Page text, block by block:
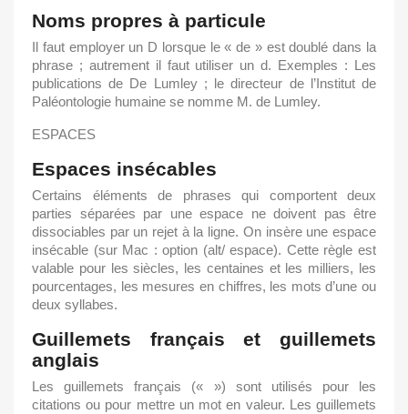
Noms propres à particule
Il faut employer un D lorsque le « de » est doublé dans la
phrase ; autrement il faut utiliser un d. Exemples : Les
publications de De Lumley ; le directeur de l’Institut de
Paléontologie humaine se nomme M. de Lumley.
ESPACES
Espaces insécables
Certains éléments de phrases qui comportent deux
parties séparées par une espace ne doivent pas être
dissociables par un rejet à la ligne. On insère une espace
insécable (sur Mac : option (alt/ espace). Cette règle est
valable pour les siècles, les centaines et les milliers, les
pourcentages, les mesures en chiffres, les mots d’une ou
deux syllabes.
Guillemets français et guillemets
anglais
Les guillemets français (« ») sont utilisés pour les
citations ou pour mettre un mot en valeur. Les guillemets